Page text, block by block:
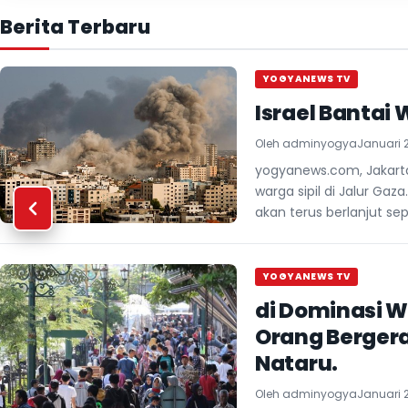
Berita Terbaru
YOGYANEWS TV
Israel Bantai
Oleh adminyogyaJanuari
yogyanews.com,
warga sipil di Jalur
akan terus berlanjut
YOGYANEWS TV
di Dominasi
Orang
Nataru.
Oleh adminyogyaJanuari